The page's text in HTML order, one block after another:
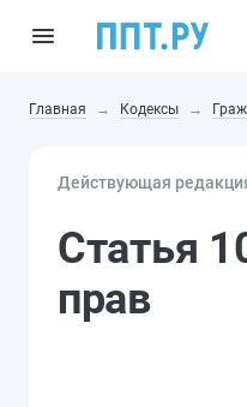
Главная Кодексы
Действующая
Статья
прав